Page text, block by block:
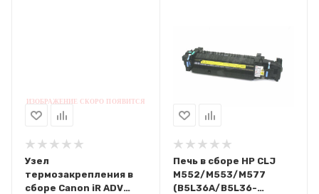
Узел
термозакрепления в
сборе Canon iR ADV
Печь в сборе HP CLJ
M552/M553/M577
(B5L36A/B5L36-